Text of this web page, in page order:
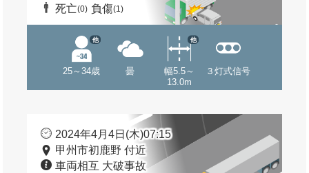
死亡(0) 負傷(1)
25～34歳
他
曇
幅5.5～
13.0m
他
３灯式信号
2024年4月4日(木)07:15
甲州市初鹿野 付近
車両相互 大破事故